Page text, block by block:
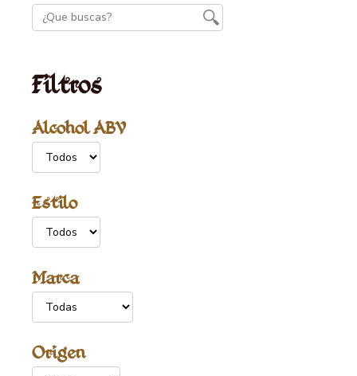
Filtros
Alcohol ABV
Estilo
Marca
Origen